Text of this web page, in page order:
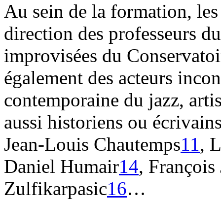
Au sein de la formation,
direction des professeurs
improvisées du
également des acteurs
contemporaine du jazz,
aussi historiens ou
Jean-Louis Chautemps11,
Daniel Humair14, François
Zulfikarpasic16…